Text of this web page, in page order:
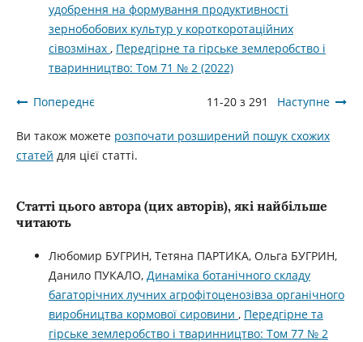
удобрення на формування продуктивності
зернобобових культур у короткоротаційних
сівозмінах , Передгірне та гірське землеробство і
тваринництво: Том 71 № 2 (2022)
Попереднє 11-20 з 291 Наступне
Ви також можете розпочати розширений пошук схожих
статей для цієї статті.
Статті цього автора (цих авторів), які найбільше
читають
Любомир БУГРИН, Тетяна ПАРТИКА, Ольга БУГРИН,
Данило ПУКАЛО, Динаміка ботанічного складу
багаторічних лучних агрофітоценозівза органічного
виробництва кормової сировини , Передгірне та
гірське землеробство і тваринництво: Том 77 № 2